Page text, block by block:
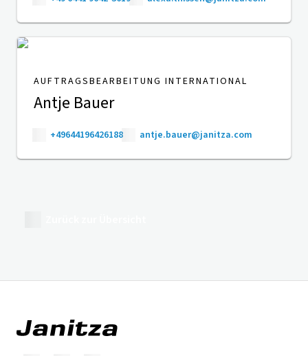
AUFTRAGSBEARBEITUNG INTERNATIONAL
Antje Bauer
+49644196426188 antje.bauer@janitza.com